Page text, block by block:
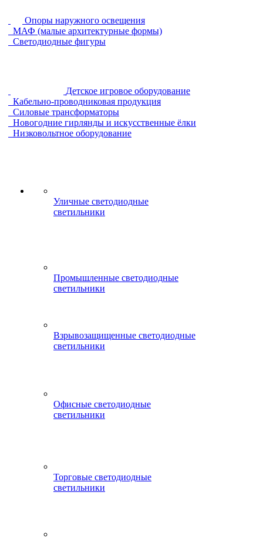
Опоры наружного освещения
МАФ (малые архитектурные формы)
Светодиодные фигуры
Детское игровое оборудование
Кабельно-проводниковая продукция
Силовые трансформаторы
Новогодние гирлянды и искусственные ёлки
Низковольтное оборудование
Уличные светодиодные
светильники
Промышленные светодиодные
светильники
Взрывозащищенные светодиодные
светильники
Офисные светодиодные
светильники
Торговые светодиодные
светильники